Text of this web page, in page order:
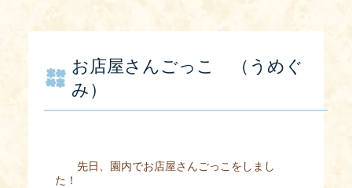
お店屋さんごっこ （うめぐ
み）
先日、園内でお店屋さんごっこをしまし
た！